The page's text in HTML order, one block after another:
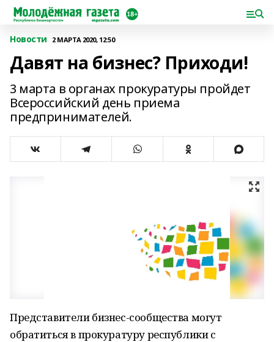
Новости 2 МАРТА 2020, 12:50
Давят на бизнес? Приходи!
3 марта в органах прокуратуры пройдет
Всероссийский день приема
предпринимателей.
Представители бизнес-сообщества могут
обратиться в прокуратуру республики с